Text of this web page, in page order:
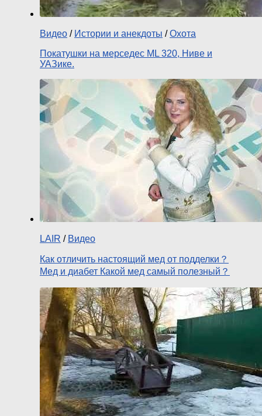
Видео / Истории и анекдоты /Охота
Покатушки на мерседес ML 320, Ниве и
УАЗике.
LAIR / Видео
Как отличить настоящий мед от подделки？
Мед и диабет Какой мед самый полезный？